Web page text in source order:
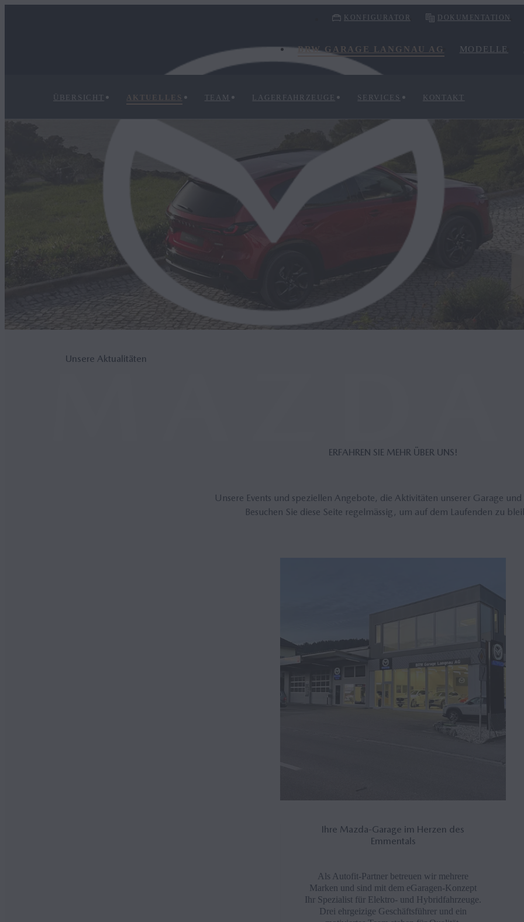
KONFIGURATOR DOKUMENTATION
BRW GARAGE LANGNAU AG MODELLE
ÜBERSICHT AKTUELLES TEAM LAGERFAHRZEUGE SERVICES KONTAKT
Unsere Aktualitäten
ER­FAH­REN SIE MEHR ÜBER UNS!
Unsere Events und speziellen Angebote, die Aktivitäten unserer Garage und
Besuchen Sie diese Seite regelmässig, um auf dem Laufenden zu
Ihre Mazda-Garage im Herzen des
Emmentals
Als Autofit-Partner betreuen wir mehrere
Marken und sind mit dem eGaragen-Konzept
Ihr Spezialist für Elektro- und Hybridfahrzeuge.
Drei ehrgeizige Geschäftsführer und ein